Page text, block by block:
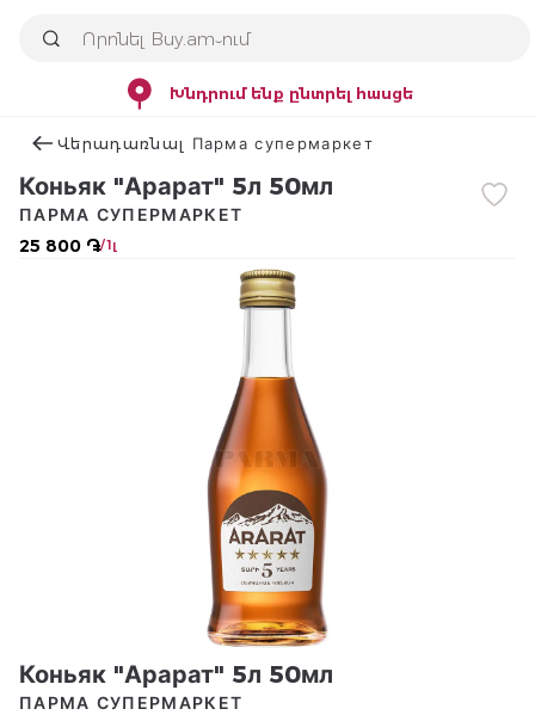
Խնդրում ենք ընտրել հասցե
Վերադառնալ Парма супермаркет
Коньяк "Арарат" 5л 50мл
25 800 ֏/ 1լ
ПАРМА СУПЕРМАРКЕТ
Коньяк "Арарат" 5л 50мл
ПАРМА СУПЕРМАРКЕТ